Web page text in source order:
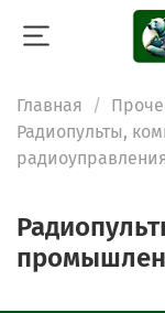
Главная
Радиопульты,